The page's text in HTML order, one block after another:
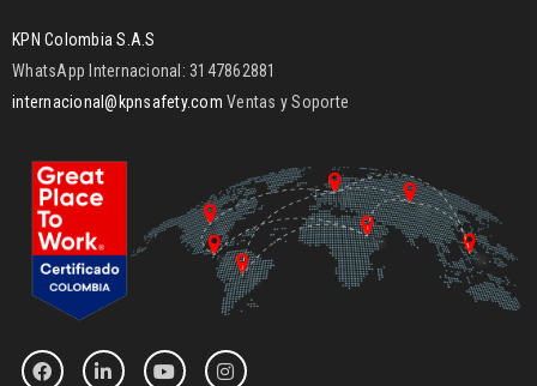
KPN Colombia S.A.S
WhatsApp Internacional: 3147862881
internacional@kpnsafety.com Ventas y Soporte